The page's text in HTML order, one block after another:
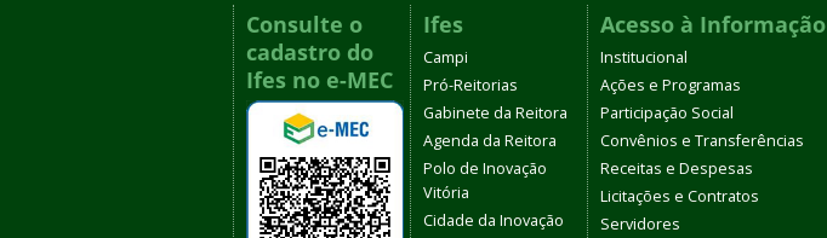
Consulte o
cadastro do
Ifes no e-MEC
Ifes
Campi
Pró-Reitorias
Gabinete da Reitora
Agenda da Reitora
Polo de Inovação
Vitória
Cidade da Inovação
Acesso à Informação
Institucional
Ações e Programas
Participação Social
Convênios e Transferências
Receitas e Despesas
Licitações e Contratos
Servidores